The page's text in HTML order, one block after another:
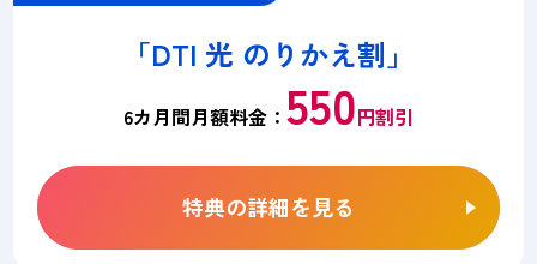
「DTI 光 のりかえ割」
6カ月間月額料金： 550円割引
特典の詳細を見る